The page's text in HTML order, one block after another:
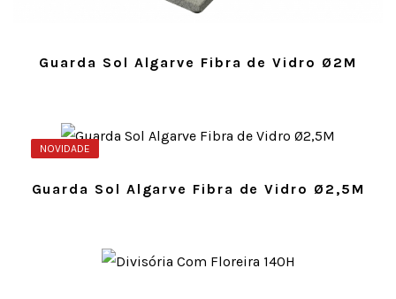
Guarda Sol Algarve Fibra de Vidro Ø2M
NOVIDADE
Guarda Sol Algarve Fibra de Vidro Ø2,5M